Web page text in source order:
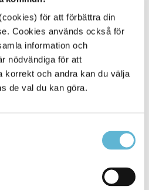
för att förbättra din
Cookies används också för
information och
nödvändiga för att
korrekt och andra kan du välja
de val du kan göra.
dem.
: Om återanvändning inte är
i avfallet återvinnas. Det gör vi
sortera förpackningar
och panta burkar.
att producenterna
in och ta omhand uttjänta
bland annat batterier, bilar,
i ett kraftverk för att
betyder att slänga avfallet på
Det är det sämsta